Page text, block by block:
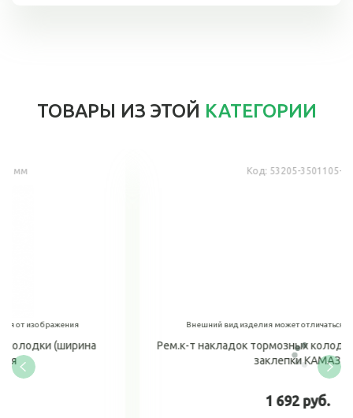
ТОВАРЫ ИЗ ЭТОЙ КАТЕГОРИИ
53205-3501105-1
Внешний вид изделия может отличаться от изображения
Рем.к-т накладок тормозных колодок сверл/расточ +